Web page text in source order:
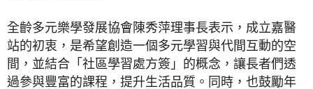
全齡多元樂學發展協會陳秀萍理事長表示，成立嘉醫
站的初衷，是希望創造一個多元學習與代間互動的空
間，並結合「社區學習處方簽」的概念，讓長者們透
過參與豐富的課程，提升生活品質。同時，也鼓勵年